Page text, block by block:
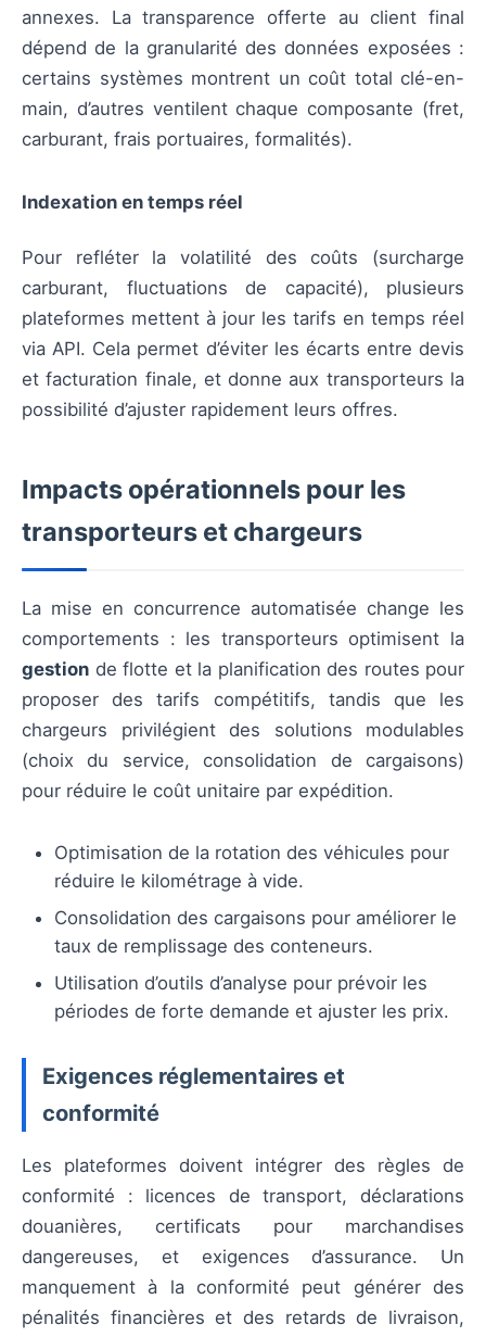
annexes. La transparence offerte au client final
dépend de la granularité des données exposées :
certains systèmes montrent un coût total clé-en-
main, d’autres ventilent chaque composante (fret,
carburant, frais portuaires, formalités).
Indexation en temps réel
Pour refléter la volatilité des coûts (surcharge
carburant, fluctuations de capacité), plusieurs
plateformes mettent à jour les tarifs en temps réel
via API. Cela permet d’éviter les écarts entre devis
et facturation finale, et donne aux transporteurs la
possibilité d’ajuster rapidement leurs offres.
Impacts opérationnels pour les
transporteurs et chargeurs
La mise en concurrence automatisée change les
comportements : les transporteurs optimisent la
gestion de flotte et la planification des routes pour
proposer des tarifs compétitifs, tandis que les
chargeurs privilégient des solutions modulables
(choix du service, consolidation de cargaisons)
pour réduire le coût unitaire par expédition.
Optimisation de la rotation des véhicules pour
réduire le kilométrage à vide.
Consolidation des cargaisons pour améliorer le
taux de remplissage des conteneurs.
Utilisation d’outils d’analyse pour prévoir les
périodes de forte demande et ajuster les prix.
Exigences réglementaires et
conformité
Les plateformes doivent intégrer des règles de
conformité : licences de transport, déclarations
douanières, certificats pour marchandises
dangereuses, et exigences d’assurance. Un
manquement à la conformité peut générer des
pénalités financières et des retards de livraison,